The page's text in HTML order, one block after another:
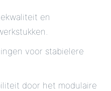
en
voor stabielere
door het modulaire